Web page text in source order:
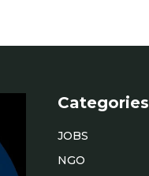
Categories
JOBS
NGO